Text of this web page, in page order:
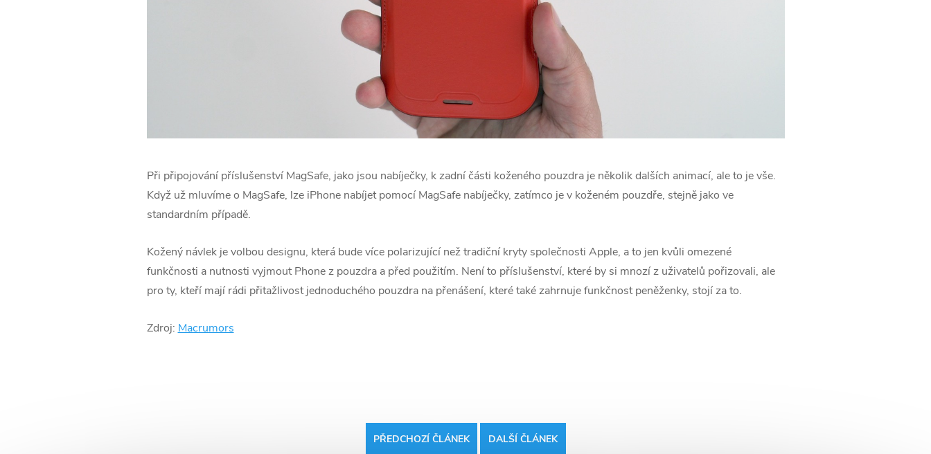
Při připojování příslušenství ‌MagSafe‌, jako jsou nabíječky, k zadní části koženého pouzdra je několik dalších animací, ale to je vše.
Když už mluvíme o ‌MagSafe‌, lze ‌iPhone‌ nabíjet pomocí ‌MagSafe‌ nabíječky, zatímco je v koženém pouzdře, stejně jako ve
standardním případě.
Kožený návlek je volbou designu, která bude více polarizující než tradiční kryty společnosti Apple, a to jen kvůli omezené
funkčnosti a nutnosti vyjmout Phone‌ z pouzdra a před použitím. Není to příslušenství, které by si mnozí z uživatelů pořizovali, ale
pro ty, kteří mají rádi přitažlivost jednoduchého pouzdra na přenášení, které také zahrnuje funkčnost peněženky, stojí za to.
Zdroj: Macrumors
PŘEDCHOZÍ ČLÁNEK DALŠÍ ČLÁNEK